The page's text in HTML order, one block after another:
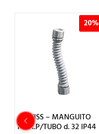
20%
GEWISS – MANGUITO
FLEX.P/TUBO d. 32 IP44